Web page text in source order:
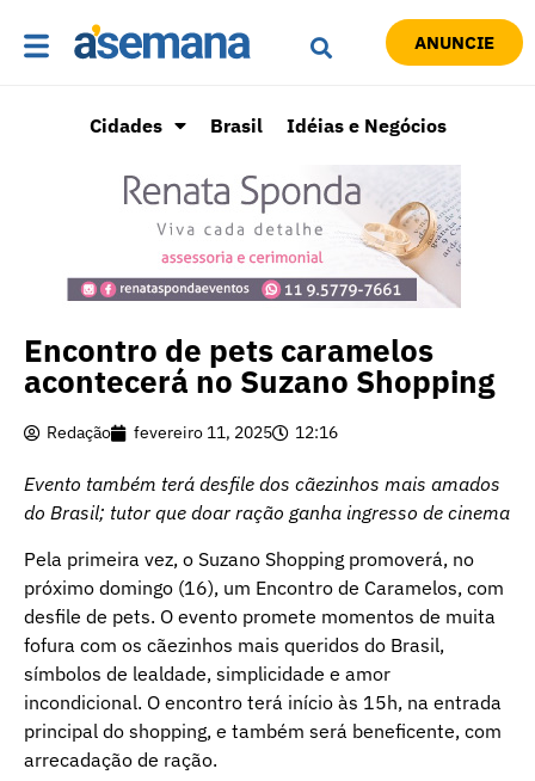
ANUNCIE
Cidades Brasil Idéias e Negócios
Encontro de pets caramelos
acontecerá no Suzano Shopping
Redação fevereiro 11, 2025 12:16
Evento também terá desfile dos cãezinhos mais amados
do Brasil; tutor que doar ração ganha ingresso de cinema
Pela primeira vez, o Suzano Shopping promoverá, no
próximo domingo (16), um Encontro de Caramelos, com
desfile de pets. O evento promete momentos de muita
fofura com os cãezinhos mais queridos do Brasil,
símbolos de lealdade, simplicidade e amor
incondicional. O encontro terá início às 15h, na entrada
principal do shopping, e também será beneficente, com
arrecadação de ração.